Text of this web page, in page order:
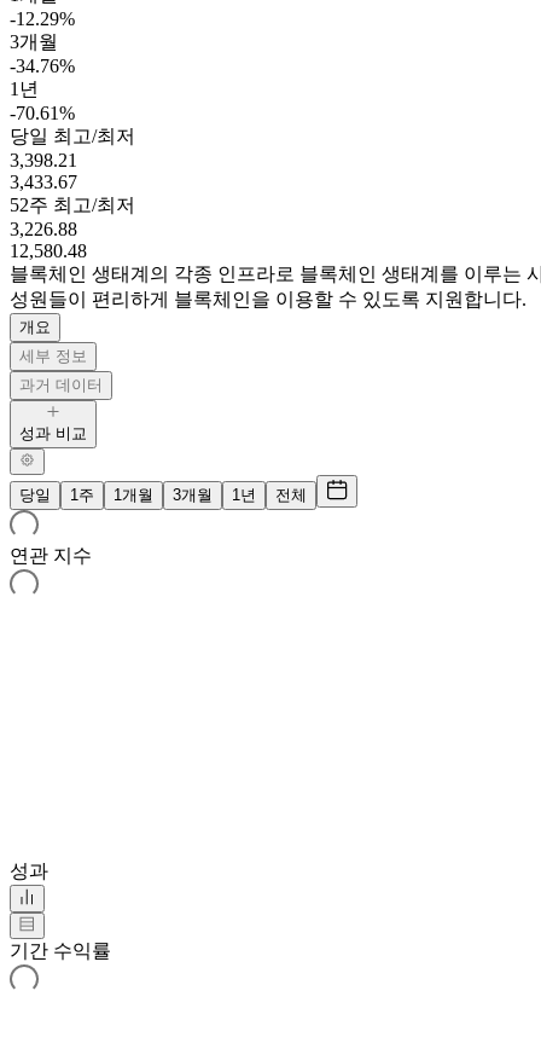
-12.29%
3개월
-34.76%
1년
-70.61%
당일 최고/최저
3,398.21
3,433.67
52주 최고/최저
3,226.88
12,580.48
블록체인 생태계의 각종 인프라로 블록체인 생태계를 이루는
성원들이 편리하게 블록체인을 이용할 수 있도록 지원합니다.
개요
세부 정보
과거 데이터
성과 비교
당일 1주 1개월 3개월 1년 전체
연관 지수
성과
기간 수익률